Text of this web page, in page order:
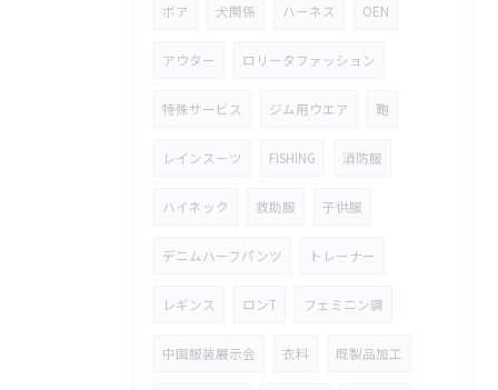
ボア 犬関係 ハーネス OEN
アウター ロリータファッション
特殊サービス ジム用ウエア 鞄
レインスーツ FISHING 消防服
ハイネック 救助服 子供服
デニムハーフパンツ トレーナー
レギンス ロンT フェミニン調
中国服装展示会 衣料 既製品加工